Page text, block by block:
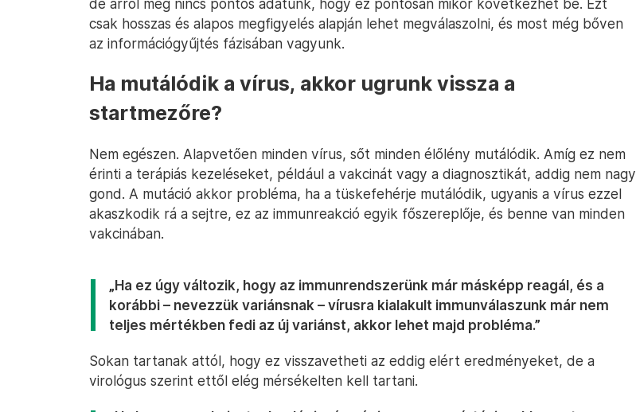
de arról még nincs pontos adatunk, hogy ez pontosan mikor következhet be. Ezt
csak hosszas és alapos megfigyelés alapján lehet megválaszolni, és most még bőven
az információgyűjtés fázisában vagyunk.
Ha mutálódik a vírus, akkor ugrunk vissza a
startmezőre?
Nem egészen. Alapvetően minden vírus, sőt minden élőlény mutálódik. Amíg ez nem
érinti a terápiás kezeléseket, például a vakcinát vagy a diagnosztikát, addig nem nagy
gond. A mutáció akkor probléma, ha a tüskefehérje mutálódik, ugyanis a vírus ezzel
akaszkodik rá a sejtre, ez az immunreakció egyik főszereplője, és benne van minden
vakcinában.
„Ha ez úgy változik, hogy az immunrendszerünk már másképp reagál, és a
korábbi – nevezzük variánsnak – vírusra kialakult immunválaszunk már nem
teljes mértékben fedi az új variánst, akkor lehet majd probléma.”
Sokan tartanak attól, hogy ez visszavetheti az eddig elért eredményeket, de a
virológus szerint ettől elég mérsékelten kell tartani.